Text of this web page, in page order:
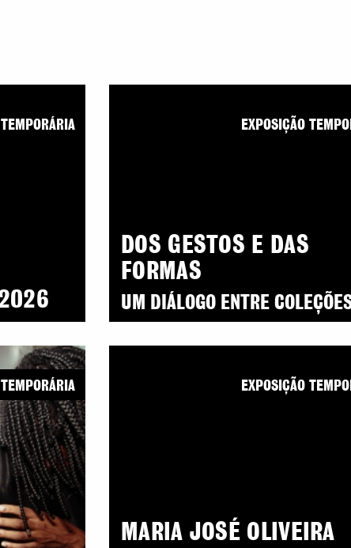
2026
DOS GESTOS E DAS
FORMAS
UM DIÁLOGO ENTRE
EXPOSIÇÃO
MARIA JOSÉ OLIVEIRA
EXPOSIÇÃO